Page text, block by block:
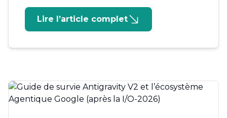
le monde de la technologie ? Eh bien,
Neuractif initiatives vous invite à un
cette […]
Lire l’article complet